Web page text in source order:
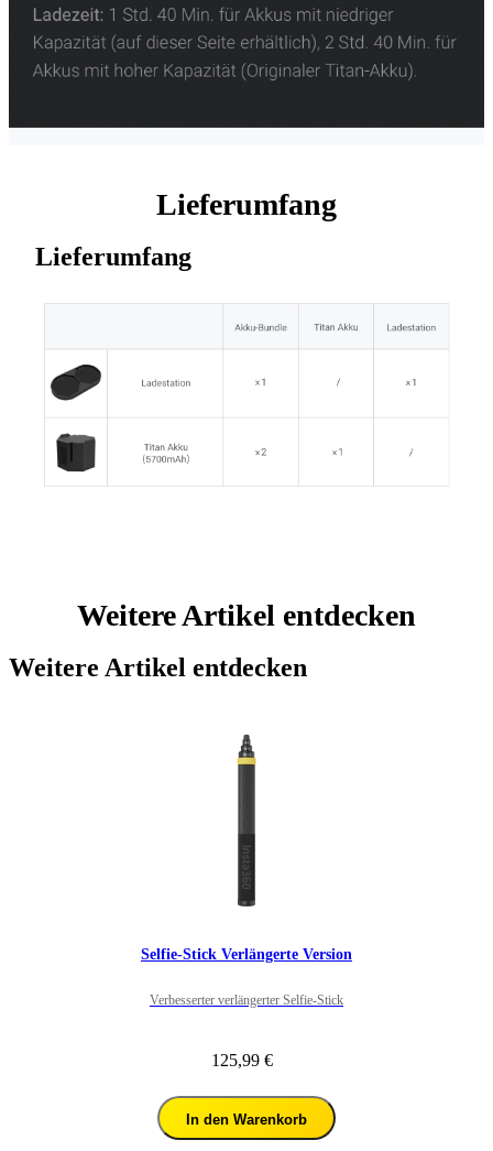
Lieferumfang
Lieferumfang
Weitere Artikel entdecken
Weitere Artikel entdecken
Selfie-Stick Verlängerte Version
Verbesserter verlängerter Selfie-Stick
125,99 €
In den Warenkorb